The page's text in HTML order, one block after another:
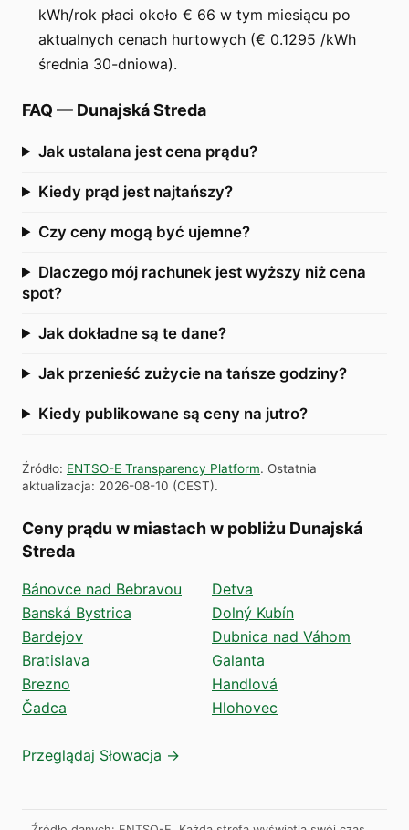
kWh/rok płaci około € 66 w tym miesiącu po
aktualnych cenach hurtowych (€ 0.1295 /kWh
średnia 30-dniowa).
FAQ — Dunajská Streda
Jak ustalana jest cena prądu?
Kiedy prąd jest najtańszy?
Czy ceny mogą być ujemne?
Dlaczego mój rachunek jest wyższy niż cena
spot?
Jak dokładne są te dane?
Jak przenieść zużycie na tańsze godziny?
Kiedy publikowane są ceny na jutro?
Źródło: ENTSO-E Transparency Platform. Ostatnia
aktualizacja: 2026-08-10 (CEST).
Ceny prądu w miastach w pobliżu Dunajská
Streda
Bánovce nad Bebravou
Banská Bystrica
Bardejov
Bratislava
Brezno
Čadca
Detva
Dolný Kubín
Dubnica nad Váhom
Galanta
Handlová
Hlohovec
Przeglądaj Słowacja →